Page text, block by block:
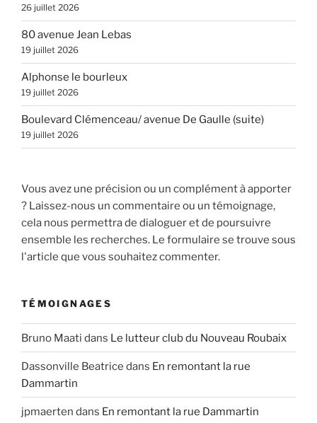
26 juillet 2026
80 avenue Jean Lebas
19 juillet 2026
Alphonse le bourleux
19 juillet 2026
Boulevard Clémenceau/ avenue De Gaulle (suite)
19 juillet 2026
Vous avez une précision ou un complément à apporter
? Laissez-nous un commentaire ou un témoignage,
cela nous permettra de dialoguer et de poursuivre
ensemble les recherches. Le formulaire se trouve sous
l'article que vous souhaitez commenter.
TÉMOIGNAGES
Bruno Maati dans Le lutteur club du Nouveau Roubaix
Dassonville Beatrice dans En remontant la rue
Dammartin
jpmaerten dans En remontant la rue Dammartin